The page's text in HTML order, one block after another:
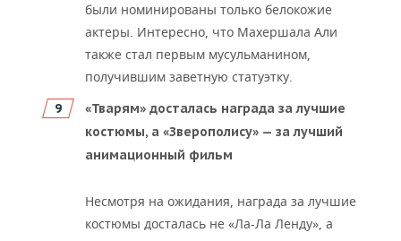
были номинированы только белокожие
актеры. Интересно, что Махершала Али
также стал первым мусульманином,
получившим заветную статуэтку.
«Тварям» досталась награда за лучшие
костюмы, а «Зверополису» — за лучший
анимационный фильм
Несмотря на ожидания, награда за лучшие
костюмы досталась не «Ла-Ла Ленду», а